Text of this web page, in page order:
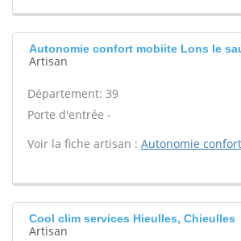
Autonomie confort mobiite Lons le
Artisan
Département: 39
Porte d'entrée -
Voir la fiche artisan : Autonomie
Cool clim services Hieulles, Chieulles
Artisan